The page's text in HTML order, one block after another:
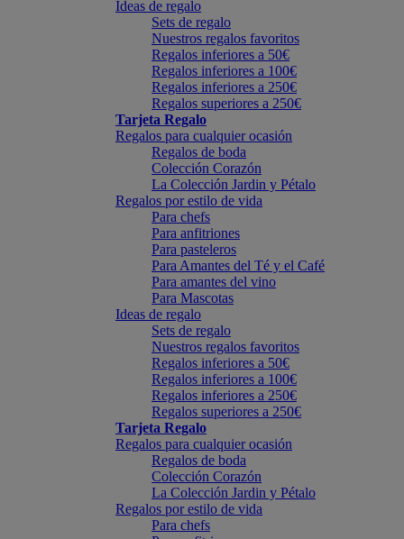
Ideas de regalo
Sets de regalo
Nuestros regalos favoritos
Regalos inferiores a 50€
Regalos inferiores a 100€
Regalos inferiores a 250€
Regalos superiores a 250€
Tarjeta Regalo
Regalos para cualquier ocasión
Regalos de boda
Colección Corazón
La Colección Jardin y Pétalo
Regalos por estilo de vida
Para chefs
Para anfitriones
Para pasteleros
Para Amantes del Té y el Café
Para amantes del vino
Para Mascotas
Ideas de regalo
Sets de regalo
Nuestros regalos favoritos
Regalos inferiores a 50€
Regalos inferiores a 100€
Regalos inferiores a 250€
Regalos superiores a 250€
Tarjeta Regalo
Regalos para cualquier ocasión
Regalos de boda
Colección Corazón
La Colección Jardin y Pétalo
Regalos por estilo de vida
Para chefs